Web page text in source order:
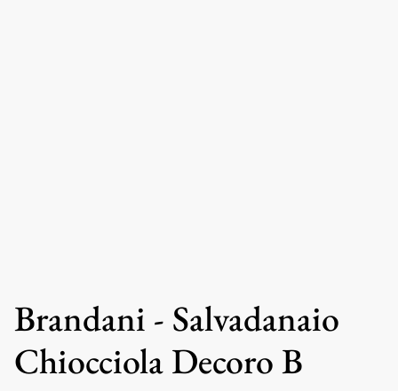
Brandani - Salvadanaio
Chiocciola Decoro B